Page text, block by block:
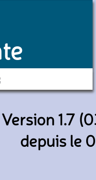
1.7
depuis le